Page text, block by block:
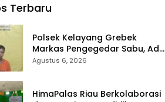
Terbaru
Polsek Kelayang Grebek
Markas Pengegedar Sabu, Ada
Lubang Tanah Untuk
Agustus 6, 2026
HimaPalas Riau Berkolaborasi